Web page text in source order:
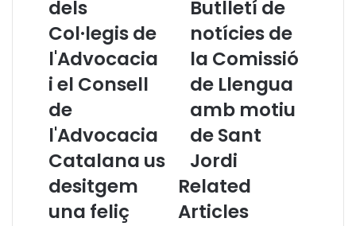
B
i
b
o
e
q
u
s
dels
Col·legis de
l'Advocacia
i el Consell
de
l'Advocacia
Catalana us
desitgem
una feliç
ó
e
s
p
c
i
l
d
l
Butlletí de
notícies de
la Comissió
de Llengua
amb motiu
de Sant
Jordi
Related
Articles